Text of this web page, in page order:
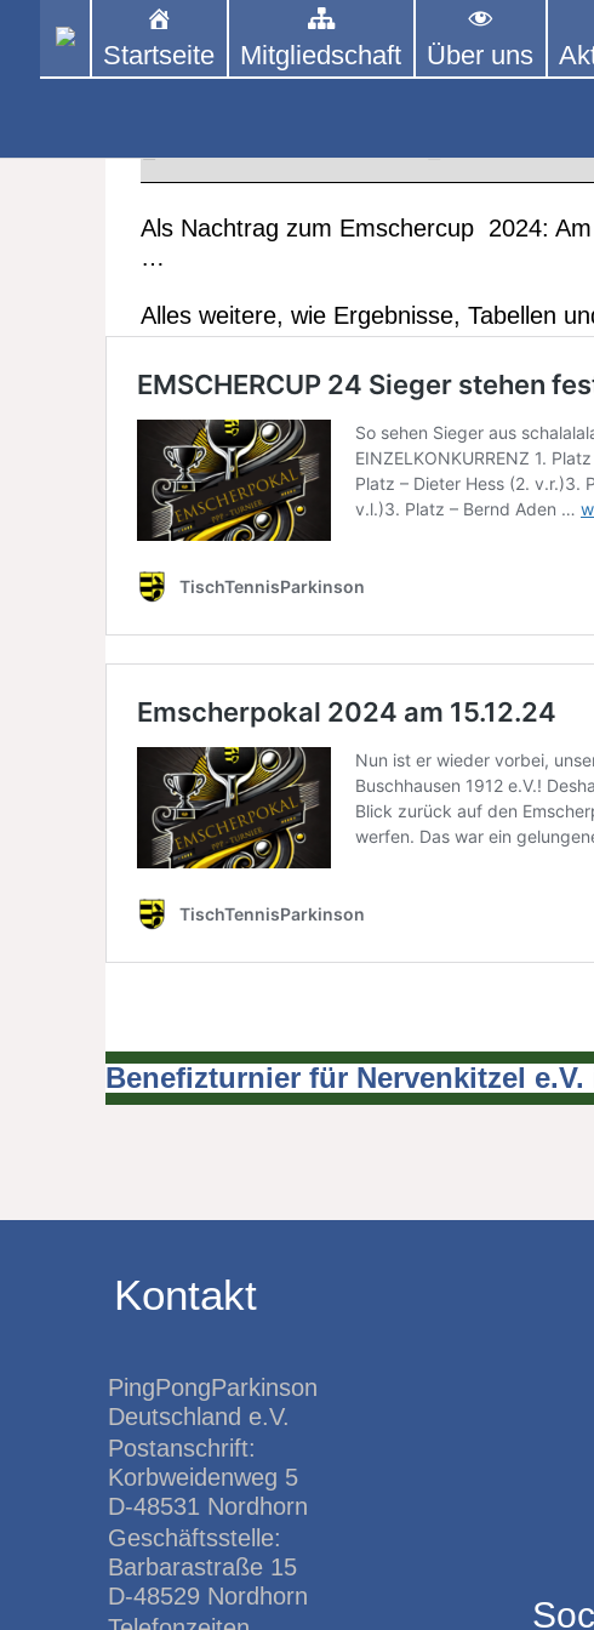
PINGPONGPARKINSON
ist der bundesweite Zusammenschluss
Tischtennis – überwiegend ehrenamtlich
Startseite Mitgliedschaft Über uns
Emscherpokal 2024 – Ergebnisse,
Als Nachtrag zum Emschercup 2024:
…
Alles weitere, wie Ergebnisse, Tabellen
Beitragsnavigation
Benefizturnier für Nervenkitzel e.V.
Kontakt
PingPongParkinson
Deutschland e.V.
Postanschrift:
Korbweidenweg 5
D-48531 Nordhorn
Geschäftsstelle:
Barbarastraße 15
D-48529 Nordhorn